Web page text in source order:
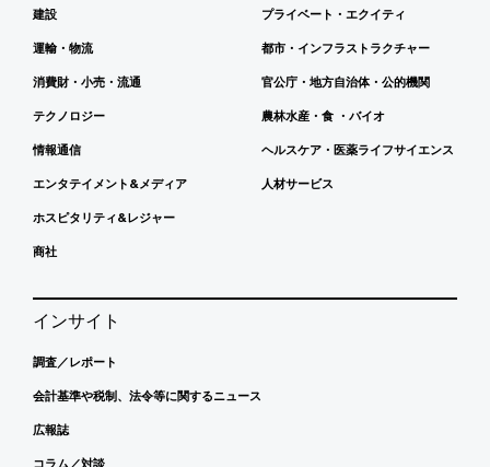
建設
運輸・物流
消費財・小売・流通
テクノロジー
情報通信
エンタテイメント&メディア
ホスピタリティ&レジャー
商社
プライベート・エクイティ
都市・インフラストラクチャー
官公庁・地方自治体・公的機関
農林水産・食 ・バイオ
ヘルスケア・医薬ライフサイエンス
人材サービス
インサイト
調査／レポート
会計基準や税制、法令等に関するニュース
広報誌
コラム／対談